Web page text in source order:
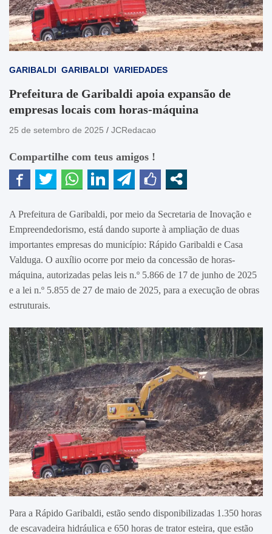
GARIBALDI GARIBALDI VARIEDADES
Prefeitura de Garibaldi apoia expansão de
empresas locais com horas-máquina
25 de setembro de 2025 JCRedacao
Compartilhe com teus amigos !
A Prefeitura de Garibaldi, por meio da Secretaria de Inovação e
Empreendedorismo, está dando suporte à ampliação de duas
importantes empresas do município: Rápido Garibaldi e Casa
Valduga. O auxílio ocorre por meio da concessão de horas-
máquina, autorizadas pelas leis n.º 5.866 de 17 de junho de 2025
e a lei n.º 5.855 de 27 de maio de 2025, para a execução de obras
estruturais.
Para a Rápido Garibaldi, estão sendo disponibilizadas 1.350 horas
de escavadeira hidráulica e 650 horas de trator esteira, que estão